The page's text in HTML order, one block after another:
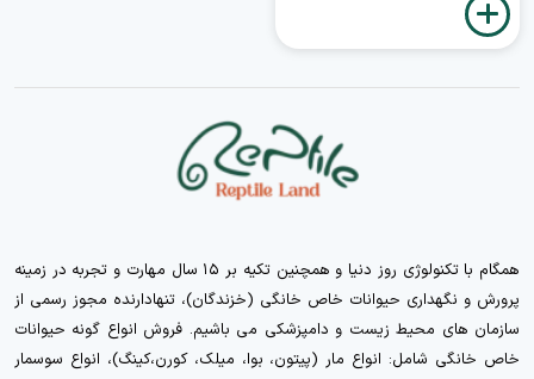
همگام با تکنولوژی روز دنیا و همچنین تکیه بر ۱۵ سال مهارت و تجربه در زمینه
پرورش و نگهداری حیوانات خاص خانگی (خزندگان)، تنهادارنده مجوز رسمی از
سازمان های محیط زیست و دامپزشکی می باشیم. فروش انواع گونه حیوانات
خاص خانگی شامل: انواع مار (پیتون، بوا، میلک، کورن،کینگ)، انواع سوسمار